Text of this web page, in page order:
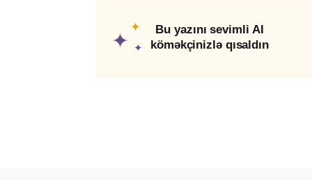
✦
✦
✦
Bu yazını sevimli AI
köməkçinizlə qısaldın